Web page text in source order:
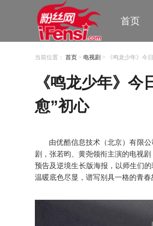
首页
当前位置： 首页 > 电视剧 > 《鸣龙少年》今
《鸣龙少年》
愈”初心
由优酷信息技术（北京）有限
剧，张若昀、黄尧领衔主演的电视
预告及逆境生长版海报 ，以师生们
温暖底色尽显，谱写别具一格的青春